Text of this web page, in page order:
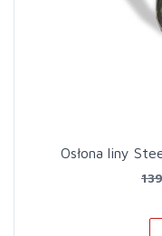
Osłona liny